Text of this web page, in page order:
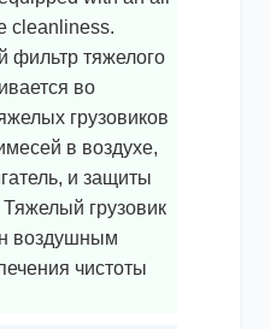
cleanliness.
фильтр тяжелого
во
грузовиков
в воздухе,
и защиты
грузовик
воздушным
чистоты